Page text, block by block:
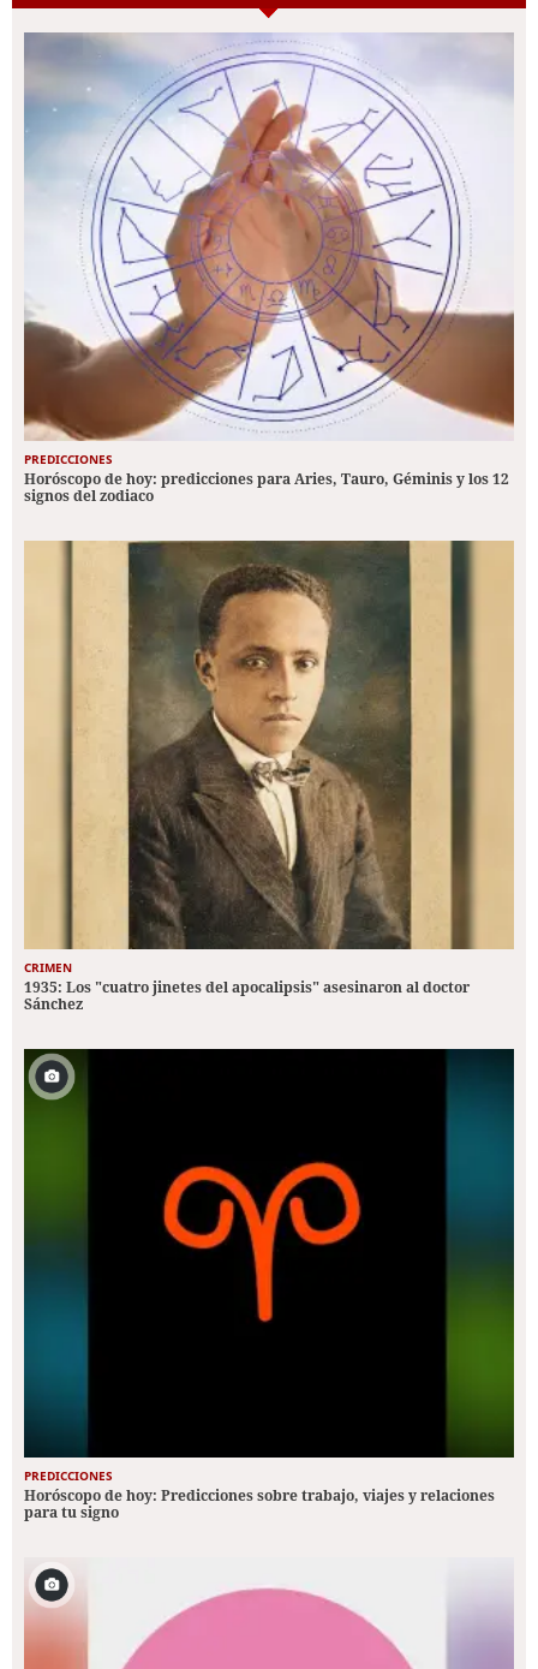
PREDICCIONES
Horóscopo de hoy: predicciones para Aries, Tauro, Géminis y los 12
signos del zodiaco
CRIMEN
1935: Los "cuatro jinetes del apocalipsis" asesinaron al doctor
Sánchez
PREDICCIONES
Horóscopo de hoy: Predicciones sobre trabajo, viajes y relaciones
para tu signo